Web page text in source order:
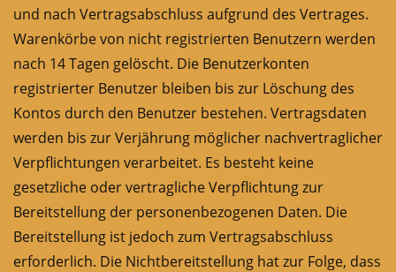
und nach Vertragsabschluss aufgrund des Vertrages.
Warenkörbe von nicht registrierten Benutzern werden
nach 14 Tagen gelöscht. Die Benutzerkonten
registrierter Benutzer bleiben bis zur Löschung des
Kontos durch den Benutzer bestehen. Vertragsdaten
werden bis zur Verjährung möglicher nachvertraglicher
Verpflichtungen verarbeitet. Es besteht keine
gesetzliche oder vertragliche Verpflichtung zur
Bereitstellung der personenbezogenen Daten. Die
Bereitstellung ist jedoch zum Vertragsabschluss
erforderlich. Die Nichtbereitstellung hat zur Folge, dass